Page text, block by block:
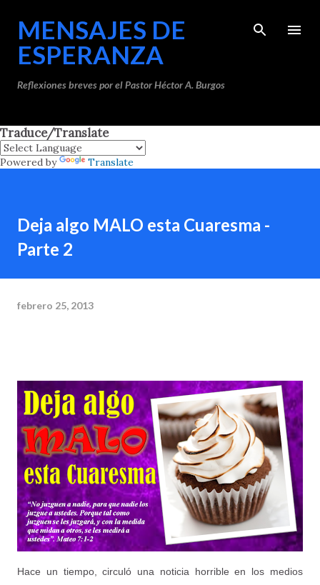
MENSAJES DE
ESPERANZA
Reflexiones breves por el Pastor Héctor A. Burgos
Traduce/Translate
Powered by Translate
Deja algo MALO esta Cuaresma -
Parte 2
febrero 25, 2013
Hace un tiempo, circuló una noticia horrible en los medios